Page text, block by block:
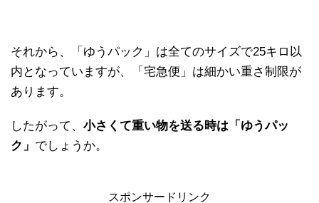
それから、「ゆうパック」は全てのサイズで25キロ以
内となっていますが、「宅急便」は細かい重さ制限が
あります。
したがって、 小さくて重い物を送る時は「ゆうパッ
ク」 でしょうか。
スポンサードリンク